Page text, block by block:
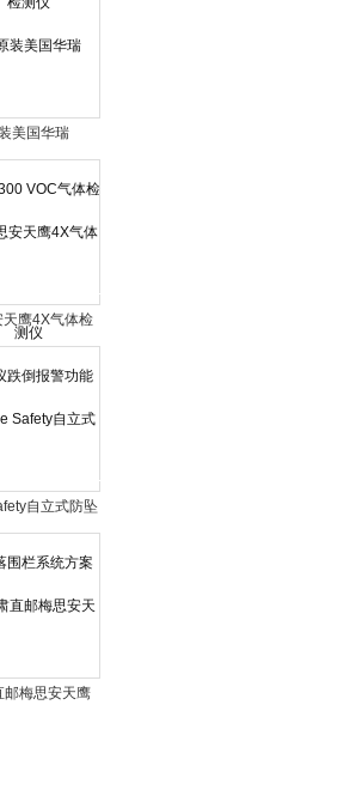
美国华瑞
VOC气体检
测仪
天鹰4X气体检
倒报警功能
自立式防坠
栏系统方案
邮梅思安天鹰